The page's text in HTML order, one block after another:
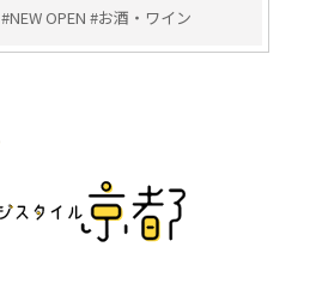
#NEW OPEN #お酒・ワイン